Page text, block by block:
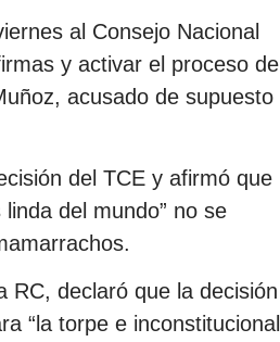
al Consejo Nacional
y activar el proceso de
acusado de supuesto
del TCE y afirmó que
del mundo” no se
RC, declaró que la decisión
“la torpe e inconstitucional